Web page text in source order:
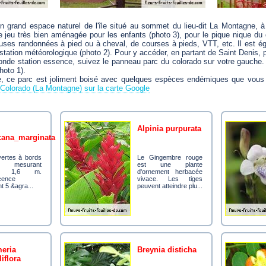
grand espace naturel de l'île situé au sommet du lieu-dit La Montagne,
jeu très bien aménagée pour les enfants (photo 3), pour le pique nique
randonnées à pied ou à cheval, de courses à pieds, VTT, etc. Il est
météorologique (photo 2). Pour y accéder, en partant de Saint Denis,
station essence, suivez le panneau parc du colorado sur votre
1).
ce parc est joliment boisé avec quelques espèces endémiques que
(La Montagne) sur la carte Google
mesurant
1,6 m.
5 &agra...
alpinia purpurata
Le Gingembre rouge
est une plante
d'ornement herbacée
vivace. Les tiges
peuvent atteindre plu...
breynia disticha